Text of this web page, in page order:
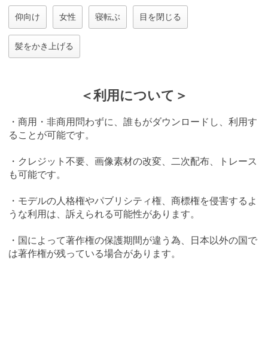
仰向け 女性 寝転ぶ 目を閉じる
髪をかき上げる
＜利用について＞
・商用・非商用問わずに、誰もがダウンロードし、利用す
ることが可能です。
・クレジット不要、画像素材の改変、二次配布、トレース
も可能です。
・モデルの人格権やパブリシティ権、商標権を侵害するよ
うな利用は、訴えられる可能性があります。
・国によって著作権の保護期間が違う為、日本以外の国で
は著作権が残っている場合があります。